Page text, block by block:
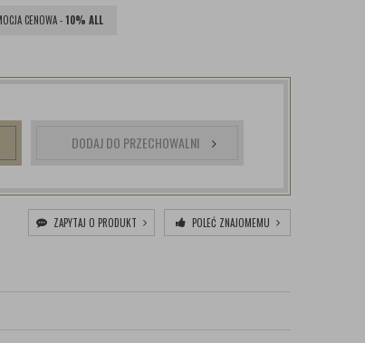
CENOWA -10% ALL
DODAJ DO PRZECHOWALNI
ZAPYTAJ O PRODUKT POLEĆ ZNAJOMEMU